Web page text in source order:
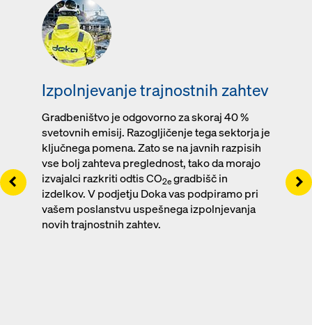
Izpolnjevanje trajnostnih zahtev
Gradbeništvo je odgovorno za skoraj 40 %
svetovnih emisij. Razogljičenje tega sektorja je
ključnega pomena. Zato se na javnih razpisih
vse bolj zahteva preglednost, tako da morajo
izvajalci razkriti odtis CO2e gradbišč in
izdelkov. V podjetju Doka vas podpiramo pri
vašem poslanstvu uspešnega izpolnjevanja
novih trajnostnih zahtev.
Left